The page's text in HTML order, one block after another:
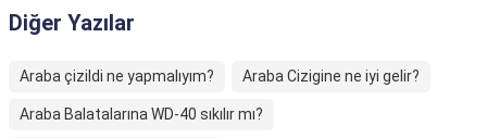
Diğer Yazılar
Araba çizildi ne yapmalıyım? Araba Cizigine ne iyi gelir?
Araba Balatalarına WD-40 sıkılır mı?